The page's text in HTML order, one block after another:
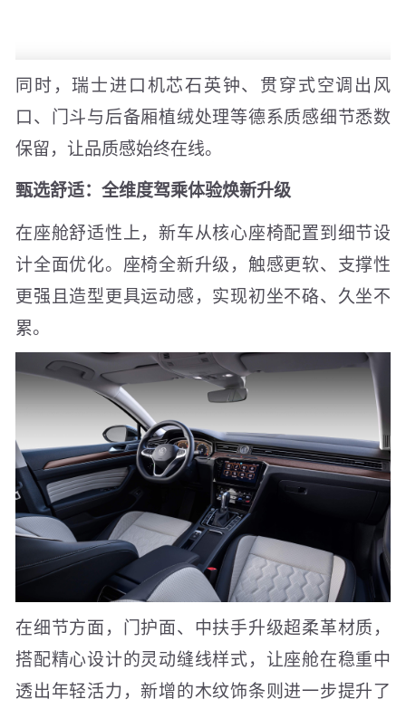
同时，瑞士进口机芯石英钟、贯穿式空调出风
口、门斗与后备厢植绒处理等德系质感细节悉数
保留，让品质感始终在线。
甄选舒适：全维度驾乘体验焕新升级
在座舱舒适性上，新车从核心座椅配置到细节设
计全面优化。座椅全新升级，触感更软、支撑性
更强且造型更具运动感，实现初坐不硌、久坐不
累。
在细节方面，门护面、中扶手升级超柔革材质，
搭配精心设计的灵动缝线样式，让座舱在稳重中
透出年轻活力，新增的木纹饰条则进一步提升了